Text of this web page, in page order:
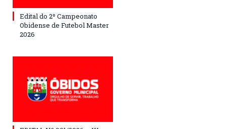
Edital do 2º Campeonato
Obidense de Futebol Master
2026